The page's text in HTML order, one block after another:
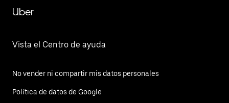
Uber
Vista el Centro de ayuda
No vender ni compartir mis datos personales
Política de datos de Google